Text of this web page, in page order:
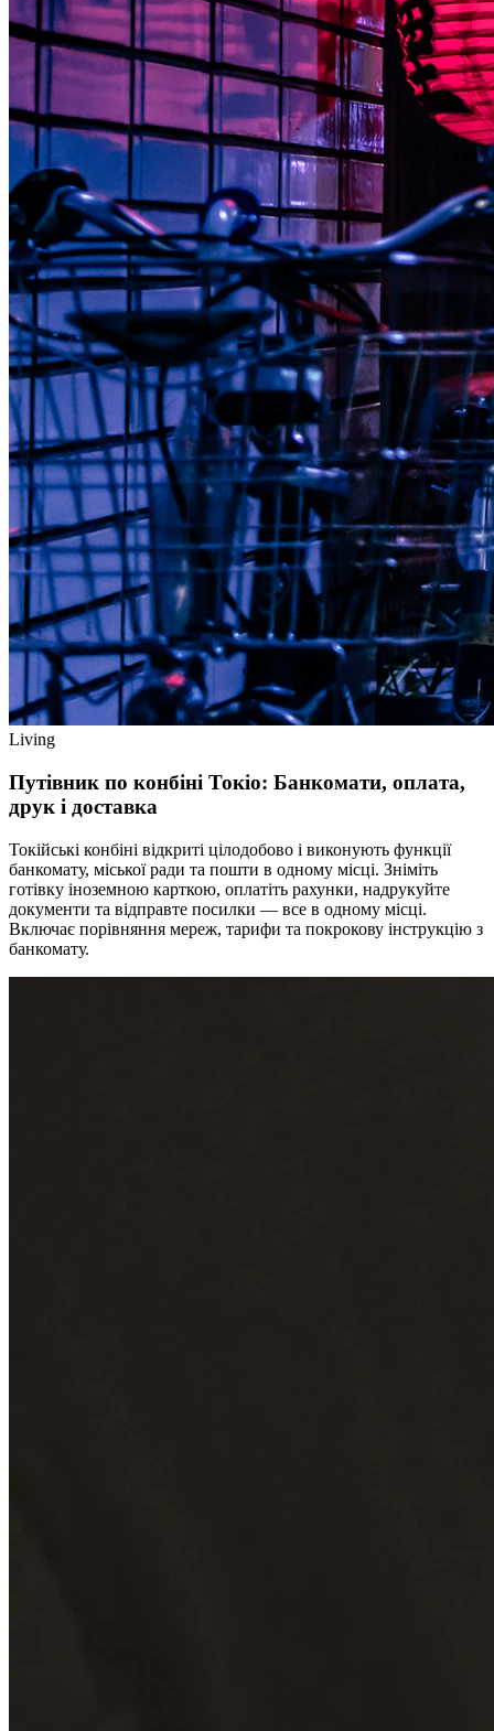
Living
Путівник по конбіні Токіо: Банкомати, оплата,
друк і доставка
Токійські конбіні відкриті цілодобово і виконують функції
банкомату, міської ради та пошти в одному місці. Зніміть
готівку іноземною карткою, оплатіть рахунки, надрукуйте
документи та відправте посилки — все в одному місці.
Включає порівняння мереж, тарифи та покрокову інструкцію з
банкомату.